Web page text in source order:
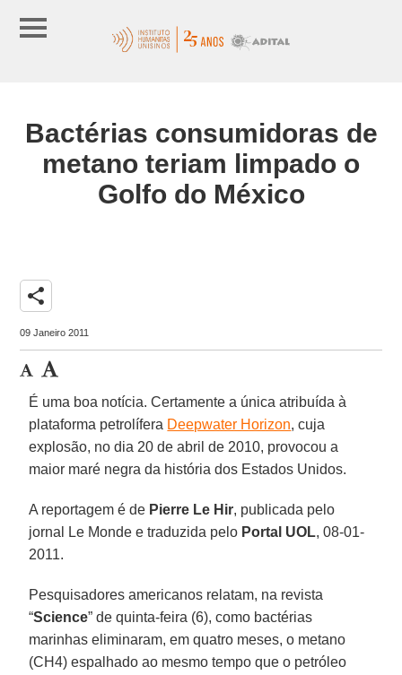
Bactérias consumidoras de
metano teriam limpado o
Golfo do México
share
09 Janeiro 2011
É uma boa notícia. Certamente a única atribuída à
plataforma petrolífera Deepwater Horizon, cuja
explosão, no dia 20 de abril de 2010, provocou a
maior maré negra da história dos Estados Unidos.
A reportagem é de Pierre Le Hir, publicada pelo
jornal Le Monde e traduzida pelo Portal UOL, 08-01-
2011.
Pesquisadores americanos relatam, na revista
“Science” de quinta-feira (6), como bactérias
marinhas eliminaram, em quatro meses, o metano
(CH4) espalhado ao mesmo tempo que o petróleo